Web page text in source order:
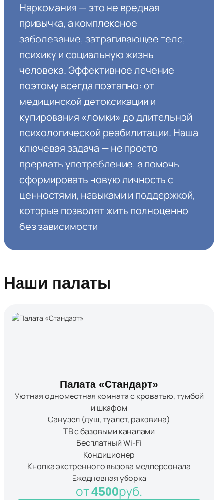
Наркомания — это не вредная
привычка, а комплексное
заболевание, затрагивающее тело,
психику и социальную жизнь
человека. Эффективное лечение
поэтому всегда поэтапно: от
медицинской детоксикации и
купирования «ломки» до длительной
психологической реабилитации. Наша
ключевая задача — не просто
прервать употребление, а помочь
сформировать новую личность с
ценностями, навыками и поддержкой,
которые позволят жить полноценно
без зависимости
Наши палаты
Палата «Стандарт»
Уютная одноместная комната с кроватью, тумбой
и шкафом
Санузел (душ, туалет, раковина)
ТВ с базовыми каналами
Бесплатный Wi-Fi
Кондиционер
Кнопка экстренного вызова медперсонала
Ежедневная уборка
от4500руб.